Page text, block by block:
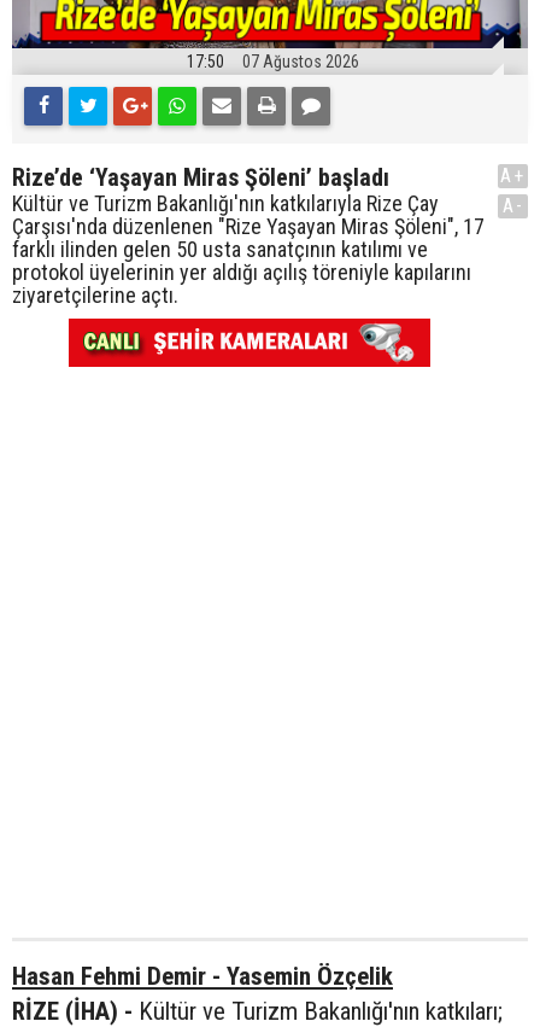
17:50 07 Ağustos 2026
Rize’de ‘Yaşayan Miras Şöleni’ başladı
Kültür ve Turizm Bakanlığı'nın katkılarıyla Rize Çay
Çarşısı'nda düzenlenen "Rize Yaşayan Miras Şöleni", 17
farklı ilinden gelen 50 usta sanatçının katılımı ve
protokol üyelerinin yer aldığı açılış töreniyle kapılarını
ziyaretçilerine açtı.
A+
A-
Hasan Fehmi Demir - Yasemin Özçelik
RİZE (İHA) - Kültür ve Turizm Bakanlığı'nın katkıları;